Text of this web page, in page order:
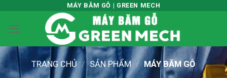
content
MÁY BĂM GỖ | GREEN MECH
TRANG CHỦ / SẢN PHẨM / MÁY BĂM GỖ